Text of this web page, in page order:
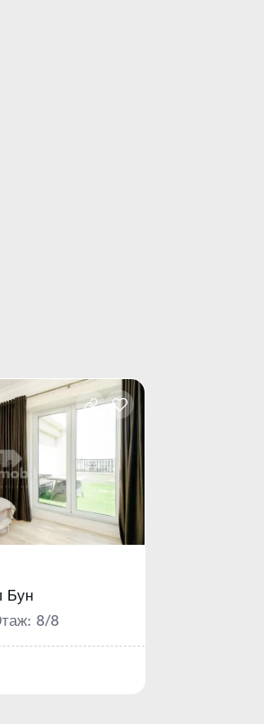
Бун
8/8